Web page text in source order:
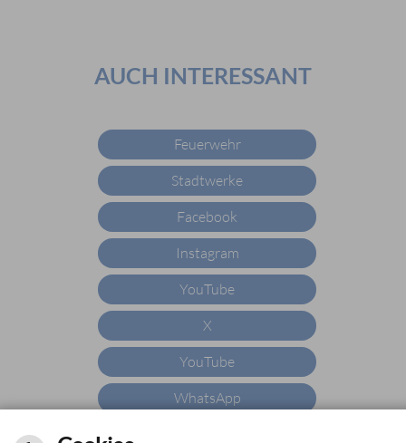
AUCH INTERESSANT
Feuerwehr
Stadtwerke
Facebook
Instagram
YouTube
X
YouTube
WhatsApp